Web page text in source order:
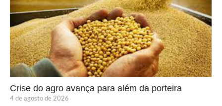
Crise do agro avança para além da porteira
4 de agosto de 2026